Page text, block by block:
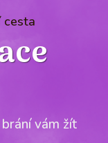
cesta
vám žít